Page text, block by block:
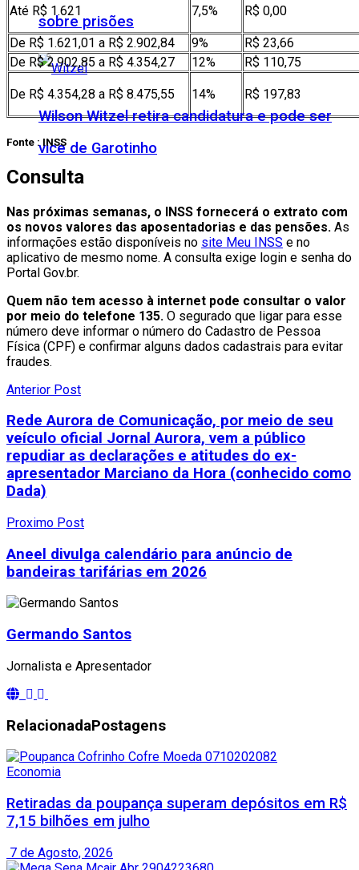
sobre prisões
Wilson Witzel retira candidatura e pode ser
vice de Garotinho
Até R$ 1.621 7,5% R$ 0,00
De R$ 1.621,01 a R$ 2.902,84 9%
R$ 23,66
De R$ 2.902,85 a R$ 4.354,27
12% R$ 110,75
De R$ 4.354,28 a R$ 8.475,55 14% R$ 197,83
Fonte : INSS
Consulta
Nas próximas semanas, o INSS fornecerá o extrato com
os novos valores das aposentadorias e das pensões. As
informações estão disponíveis no site Meu INSS e no
aplicativo de mesmo nome. A consulta exige login e senha do
Portal Gov.br.
Quem não tem acesso à internet pode consultar o valor
por meio do telefone 135. O segurado que ligar para esse
número deve informar o número do Cadastro de Pessoa
Física (CPF) e confirmar alguns dados cadastrais para evitar
fraudes.
Anterior Post
Rede Aurora de Comunicação, por meio de seu
veículo oficial Jornal Aurora, vem a público
repudiar as declarações e atitudes do ex-
apresentador Marciano da Hora (conhecido como
Dada)
Proximo Post
Aneel divulga calendário para anúncio de
bandeiras tarifárias em 2026
Germando Santos
Jornalista e Apresentador
RelacionadaPostagens
Economia
Retiradas da poupança superam depósitos em R$
7,15 bilhões em julho
7 de Agosto, 2026